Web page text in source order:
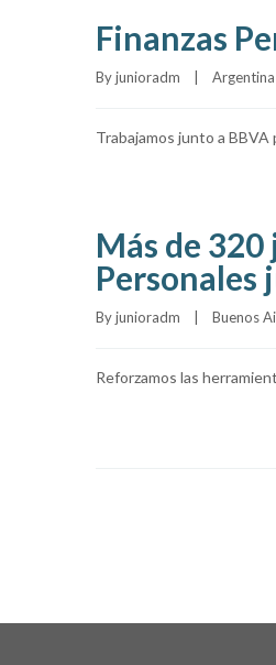
Finanzas
By junioradm Argentina
Trabajamos junto a
Más de
Personales
By junioradm Buenos
Reforzamos las